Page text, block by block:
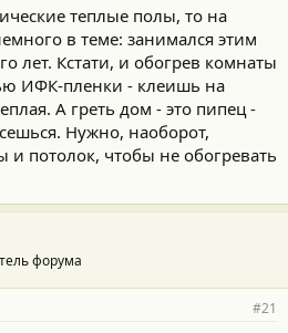
теплые полы, то на
в теме: занимался этим
лет. Кстати, и обогрев комнаты
ИФК-пленки - клеишь на
А греть дом - это пипец -
Нужно, наоборот,
и потолок, чтобы не обогревать
форума
#21